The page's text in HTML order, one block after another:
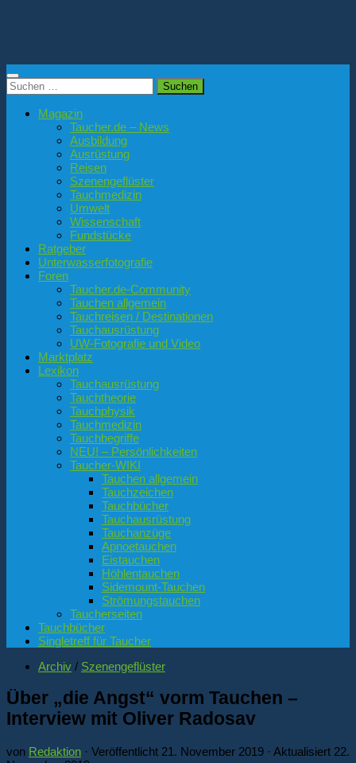
Suchen
nach:
Magazin
Taucher.de – News
Ausbildung
Ausrüstung
Reisen
Szenengeflüster
Tauchmedizin
Umwelt
Wissenschaft
Fundstücke
Ratgeber
Unterwasserfotografie
Foren
Taucher.de-Community
Tauchen allgemein
Tauchreisen / Destinationen
Tauchausrüstung
UW-Fotografie und Video
Marktplatz
Lexikon
Tauchausrüstung
Tauchtheorie
Tauchphysik
Tauchmedizin
Tauchbegriffe
NEU! – Persönlichkeiten
Taucher-WIKI
Tauchen allgemein
Tauchzeichen
Tauchbücher
Tauchausrüstung
Tauchanzüge
Apnoetauchen
Eistauchen
Höhlentauchen
Sidemount-Tauchen
Strömungstauchen
Taucherseiten
Tauchbücher
Singletreff für Taucher
Archiv / Szenengeflüster
Über „die Angst“ vorm Tauchen –
Interview mit Oliver Radosav
von Redaktion · Veröffentlicht 21. November 2019 · Aktualisiert 22.